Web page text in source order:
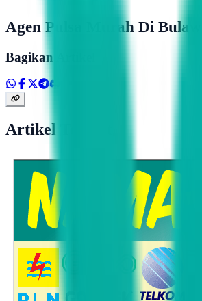
Agen Pulsa Murah Di Bulawa
Bagikan Artikel
Artikel Terkait